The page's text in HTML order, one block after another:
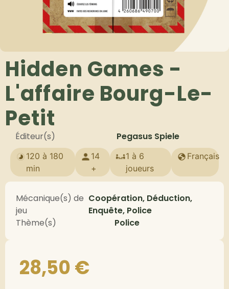
Hidden Games -
L'affaire Bourg-Le-
Petit
Éditeur(s) Pegasus Spiele
120 à 180
min
14
+
1 à 6
joueurs
Français
Mécanique(s) de
jeu
Coopération, Déduction,
Enquête, Police
Thème(s)
Police
28,50€